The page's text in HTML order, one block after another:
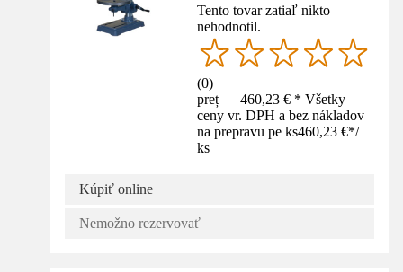
Tento tovar zatiaľ nikto
nehodnotil.
(0)
preț — 460,23 € * Všetky
ceny vr. DPH a bez nákladov
na prepravu pe ks460,23 €*/
ks
Kúpiť online
Nemožno rezervovať